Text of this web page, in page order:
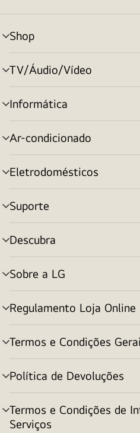
Shop
alternar
menu
TV/Áudio/Vídeo
alternar
menu
Informática
alternar
menu
Ar-condicionado
alternar
menu
Eletrodomésticos
alternar
menu
Suporte
alternar
menu
Descubra
alternar
menu
Sobre a LG
alternar
menu
Regulamento Loja Online
alternar
menu
Termos e Condições
alternar
menu
Política de Devoluções
alternar
menu
Termos e Condições de
Serviços
alternar